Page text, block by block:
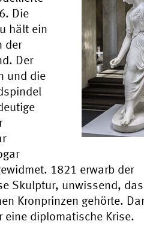
Die
hält ein
der
Der
und die
1821 erwarb der
Skulptur, unwissend,
Kronprinzen gehörte.
eine diplomatische Krise.